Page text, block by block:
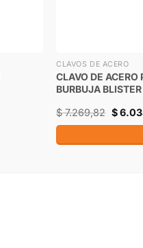
CLAVOS DE ACERO
CLAVO DE
BURBUJA
$7.269,82 $